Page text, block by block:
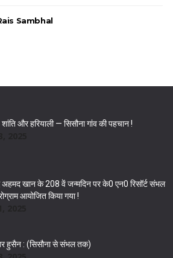
Sambhal
और हरियाली — सिसौना गांव की पहचान !
खान के 208 वें जन्मदिन पर के0 एन0 रिसॉर्ट संभल
आयोजित किया गया !
हुसैन : (सिसौना से संभल तक)